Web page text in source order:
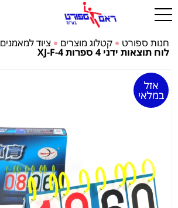
חנות ספורט קטלוג מוצרים ציוד למאמנים
לוח תוצאות ידני 4 ספרות XJ-F-4
אזל
במלאי